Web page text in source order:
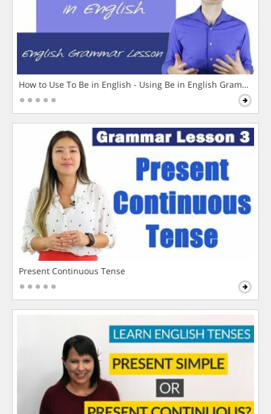
How to Use To Be in English - Using Be in English Grammar
Present Continuous Tense